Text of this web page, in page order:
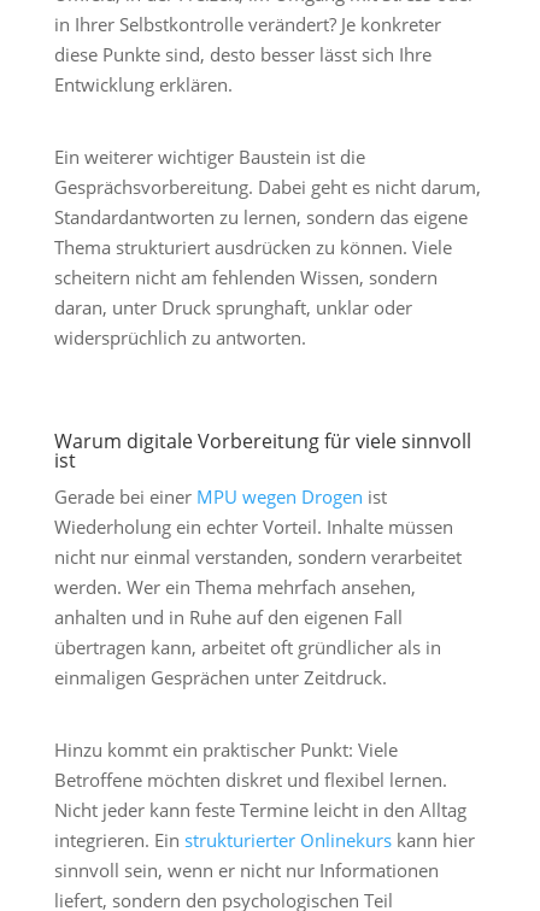
in Ihrer Selbstkontrolle verändert? Je konkreter
diese Punkte sind, desto besser lässt sich Ihre
Entwicklung erklären.
Ein weiterer wichtiger Baustein ist die
Gesprächsvorbereitung. Dabei geht es nicht darum,
Standardantworten zu lernen, sondern das eigene
Thema strukturiert ausdrücken zu können. Viele
scheitern nicht am fehlenden Wissen, sondern
daran, unter Druck sprunghaft, unklar oder
widersprüchlich zu antworten.
Warum digitale Vorbereitung für viele sinnvoll
ist
Gerade bei einer MPU wegen Drogen ist
Wiederholung ein echter Vorteil. Inhalte müssen
nicht nur einmal verstanden, sondern verarbeitet
werden. Wer ein Thema mehrfach ansehen,
anhalten und in Ruhe auf den eigenen Fall
übertragen kann, arbeitet oft gründlicher als in
einmaligen Gesprächen unter Zeitdruck.
Hinzu kommt ein praktischer Punkt: Viele
Betroffene möchten diskret und flexibel lernen.
Nicht jeder kann feste Termine leicht in den Alltag
integrieren. Ein strukturierter Onlinekurskann hier
sinnvoll sein, wenn er nicht nur Informationen
liefert, sondern den psychologischen Teil